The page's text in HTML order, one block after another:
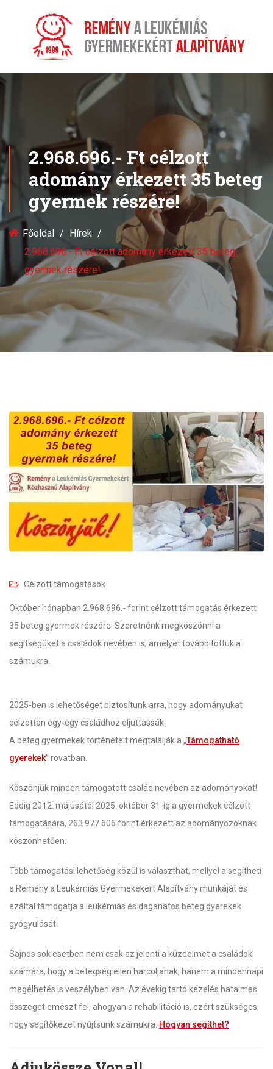
2.968.696.- Ft célzott
adomány érkezett 35 beteg
gyermek részére!
Főoldal
Hírek
2.968.696.- Ft célzott adomány érkezett 35 beteg
gyermek részére!
Célzott támogatások
Október hónapban 2.968.696.- forint célzott támogatás érkezett
35 beteg gyermek részére. Szeretnénk megköszönni a
segítségüket a családok nevében is, amelyet továbbítottuk a
számukra.
2025-ben is lehetőséget biztosítunk arra, hogy adományukat
célzottan egy-egy családhoz eljuttassák.
A beteg gyermekek történeteit megtalálják a „Támogatható
gyerekek” rovatban.
Köszönjük minden támogatott család nevében az adományokat!
Eddig 2012. májusától 2025. október 31-ig a gyermekek célzott
támogatására, 263 977 606 forint érkezett az adományozóknak
köszönhetően.
Több támogatási lehetőség közül is választhat, mellyel a segítheti
a Remény a Leukémiás Gyermekekért Alapítvány munkáját és
ezáltal támogatja a leukémiás és daganatos beteg gyerekek
gyógyulását.
Sajnos sok esetben nem csak az jelenti a küzdelmet a családok
számára, hogy a betegség ellen harcoljanak, hanem a mindennapi
megélhetés is veszélyben van. Az évekig tartó kezelés hatalmas
összeget emészt fel, ahogyan a rehabilitáció is, ezért szükséges,
hogy segítőkezet nyújtsunk számukra. Hogyan segíthet?